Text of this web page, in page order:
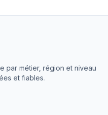
par métier, région et niveau
et fiables.